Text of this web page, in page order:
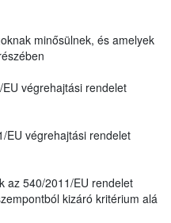
minősülnek, és amelyek
végrehajtási rendelet
EU végrehajtási rendelet
az 540/2011/EU rendelet
kizáró kritérium alá